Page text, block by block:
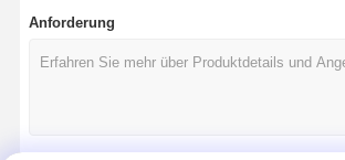
Anforderung